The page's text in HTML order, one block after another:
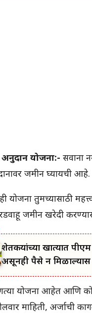
योजना:-
जमीन घ्यायची आहे.
योजना तुमच्यासाठी
जमीन खरेदी
शेतकऱ्यांच्या खात्यात
असूनही पैसे न मिळाल्यास
योजना आहेत आणि
माहिती, अर्जाची